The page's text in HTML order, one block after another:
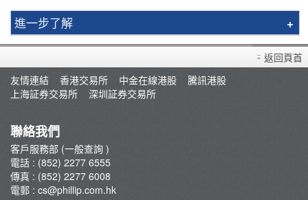
進一步了解
輝立簡介
分行資料
招聘人才
輝立保險/股票/期貨100%回佣計劃
新聞稿
返回頁首
友情連結
香港交易所 中金在線港股
騰訊港股
上海証券交易所
深圳証券交易所
聯絡我們
客戶服務部 (一般查詢 )
電話 : (852) 2277 6555
傳真 : (852) 2277 6008
電郵 : cs@phillip.com.hk